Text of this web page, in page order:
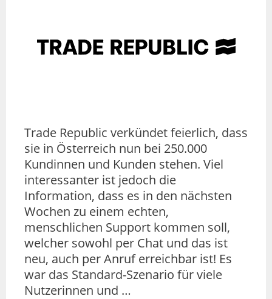
Trade Republic verkündet feierlich, dass
sie in Österreich nun bei 250.000
Kundinnen und Kunden stehen. Viel
interessanter ist jedoch die
Information, dass es in den nächsten
Wochen zu einem echten,
menschlichen Support kommen soll,
welcher sowohl per Chat und das ist
neu, auch per Anruf erreichbar ist! Es
war das Standard-Szenario für viele
Nutzerinnen und …